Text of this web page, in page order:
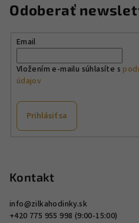
i
v
p
i
e
Odoberať
Email
Vložením e-mailu súhlasíte s
údajov
Prihlásiť sa
Kontakt
info@zilkahodinky.sk
+420 775 955 998 (9:00-15:00)